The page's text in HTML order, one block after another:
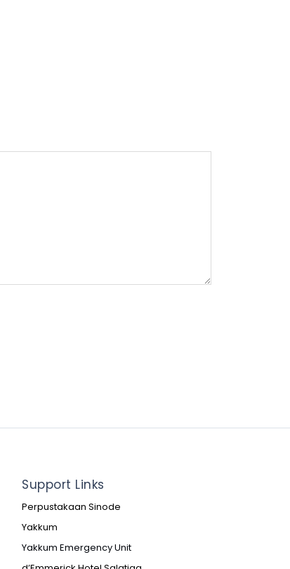
Support Links
Perpustakaan Sinode
Yakkum
Yakkum Emergency Unit